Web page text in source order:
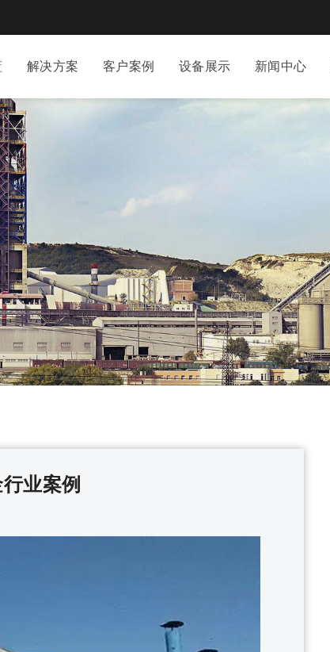
解决方案 客户案例 设备展示 新闻中心
业案例